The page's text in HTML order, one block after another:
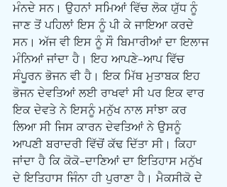
ਮੰਨਦੇ ਸਨ। ਉਹਨਾਂ ਸਮਿਆਂ ਵਿੱਚ ਲੋਕ ਯੁੱਧ ਨੂੰ
ਜਾਣ ਤੋਂ ਪਹਿਲਾਂ ਇਸ ਨੂੰ ਪੀ ਕੇ ਜਾਇਆ ਕਰਦੇ
ਸਨ। ਅੱਜ ਵੀ ਇਸ ਨੂੰ ਸੌ ਬਿਮਾਰੀਆਂ ਦਾ ਇਲਾਜ
ਮੰਨਿਆਂ ਜਾਂਦਾ ਹੈ। ਇਹ ਆਪਣੇ-ਆਪ ਵਿੱਚ
ਸੰਪੂਰਨ ਭੋਜਨ ਵੀ ਹੈ। ਇਕ ਮਿੱਥ ਮੁਤਾਬਕ ਇਹ
ਭੋਜਨ ਦੇਵਤਿਆਂ ਲਈ ਰਾਖਵਾਂ ਸੀ ਪਰ ਇਕ ਵਾਰ
ਇਕ ਦੇਵਤੇ ਨੇ ਇਸਨੂੰ ਮਨੁੱਖ ਨਾਲ ਸਾਂਝਾ ਕਰ
ਲਿਆ ਸੀ ਜਿਸ ਕਾਰਨ ਦੇਵਤਿਆਂ ਨੇ ਉਸਨੂੰ
ਆਪਣੀ ਬਰਾਦਰੀ ਵਿੱਚੋਂ ਕੱਢ ਦਿੱਤਾ ਸੀ। ਕਿਹਾ
ਜਾਂਦਾ ਹੈ ਕਿ ਕੋਕੋ-ਦਾਣਿਆਂ ਦਾ ਇਤਿਹਾਸ ਮਨੁੱਖ
ਦੇ ਇਤਿਹਾਸ ਜਿੰਨਾ ਹੀ ਪੁਰਾਣਾ ਹੈ। ਮੈਕਸੀਕੋ ਦੇ